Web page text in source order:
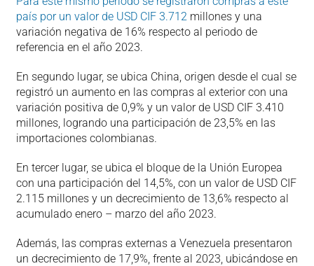
país por un valor de USD CIF 3.712millones y una
variación negativa de 16% respecto al periodo de
referencia en el año 2023.
En segundo lugar, se ubica China, origen desde el cual se
registró un aumento en las compras al exterior con una
variación positiva de 0,9% y un valor de USD CIF 3.410
millones, logrando una participación de 23,5% en las
importaciones colombianas.
En tercer lugar, se ubica el bloque de la Unión Europea
con una participación del 14,5%, con un valor de USD CIF
2.115 millones y un decrecimiento de 13,6% respecto al
acumulado enero – marzo del año 2023.
Además, las compras externas a Venezuela presentaron
un decrecimiento de 17,9%, frente al 2023, ubicándose en